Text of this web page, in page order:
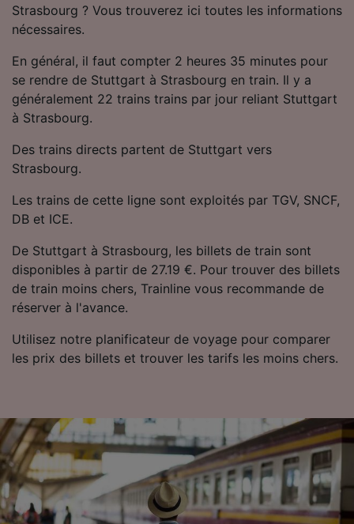
Strasbourg ? Vous trouverez ici toutes les informations
nécessaires.
En général, il faut compter 2 heures 35 minutes pour
se rendre de Stuttgart à Strasbourg en train. Il y a
généralement 22 trains trains par jour reliant Stuttgart
à Strasbourg.
Des trains directs partent de Stuttgart vers
Strasbourg.
Les trains de cette ligne sont exploités par TGV, SNCF,
DB et ICE.
De Stuttgart à Strasbourg, les billets de train sont
disponibles à partir de 27.19 €. Pour trouver des billets
de train moins chers, Trainline vous recommande de
réserver à l'avance.
Utilisez notre planificateur de voyage pour comparer
les prix des billets et trouver les tarifs les moins chers.
Utiliser des données de géolocalisation
précises. Analyser activement les
l’identification. Stocker et/ou accéder à des
informations sur un appareil. Publicités et
contenu personnalisés, mesure de
performance des publicités et du contenu,
études d’audience et développement de
Liste de nos partenaires (fournisseurs)